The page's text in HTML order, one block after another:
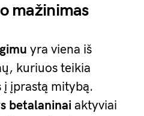
mažinimas
yra viena iš
kuriuos teikia
įprastą mitybą.
betalaninai aktyviai